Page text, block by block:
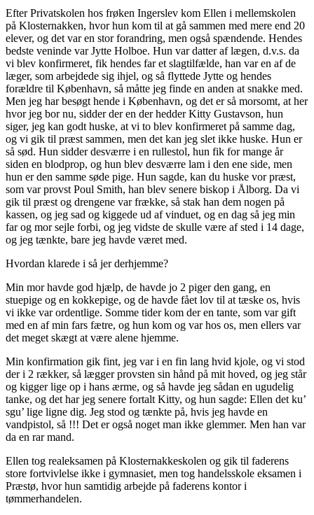
Efter Privatskolen hos frøken Ingerslev kom Ellen i mellemskolen
på Klosternakken, hvor hun kom til at gå sammen med mere end 20
elever, og det var en stor forandring, men også spændende. Hendes
bedste veninde var Jytte Holboe. Hun var datter af lægen, d.v.s. da
vi blev konfirmeret, fik hendes far et slagtilfælde, han var en af de
læger, som arbejdede sig ihjel, og så flyttede Jytte og hendes
forældre til København, så måtte jeg finde en anden at snakke med.
Men jeg har besøgt hende i København, og det er så morsomt, at her
hvor jeg bor nu, sidder der en der hedder Kitty Gustavson, hun
siger, jeg kan godt huske, at vi to blev konfirmeret på samme dag,
og vi gik til præst sammen, men det kan jeg slet ikke huske. Hun er
så sød. Hun sidder desværre i en rullestol, hun fik for mange år
siden en blodprop, og hun blev desværre lam i den ene side, men
hun er den samme søde pige. Hun sagde, kan du huske vor præst,
som var provst Poul Smith, han blev senere biskop i Ålborg. Da vi
gik til præst og drengene var frække, så stak han dem nogen på
kassen, og jeg sad og kiggede ud af vinduet, og en dag så jeg min
far og mor sejle forbi, og jeg vidste de skulle være af sted i 14 dage,
og jeg tænkte, bare jeg havde været med.
Hvordan klarede i så jer derhjemme?
Min mor havde god hjælp, de havde jo 2 piger den gang, en
stuepige og en kokkepige, og de havde fået lov til at tæske os, hvis
vi ikke var ordentlige. Somme tider kom der en tante, som var gift
med en af min fars fætre, og hun kom og var hos os, men ellers var
det meget skægt at være alene hjemme.
Min konfirmation gik fint, jeg var i en fin lang hvid kjole, og vi stod
der i 2 rækker, så lægger provsten sin hånd på mit hoved, og jeg står
og kigger lige op i hans ærme, og så havde jeg sådan en ugudelig
tanke, og det har jeg senere fortalt Kitty, og hun sagde: Ellen det ku’
sgu’ lige ligne dig. Jeg stod og tænkte på, hvis jeg havde en
vandpistol, så !!! Det er også noget man ikke glemmer. Men han var
da en rar mand.
Ellen tog realeksamen på Klosternakkeskolen og gik til faderens
store fortvivlelse ikke i gymnasiet, men tog handelsskole eksamen i
Præstø, hvor hun samtidig arbejde på faderens kontor i
tømmerhandelen.